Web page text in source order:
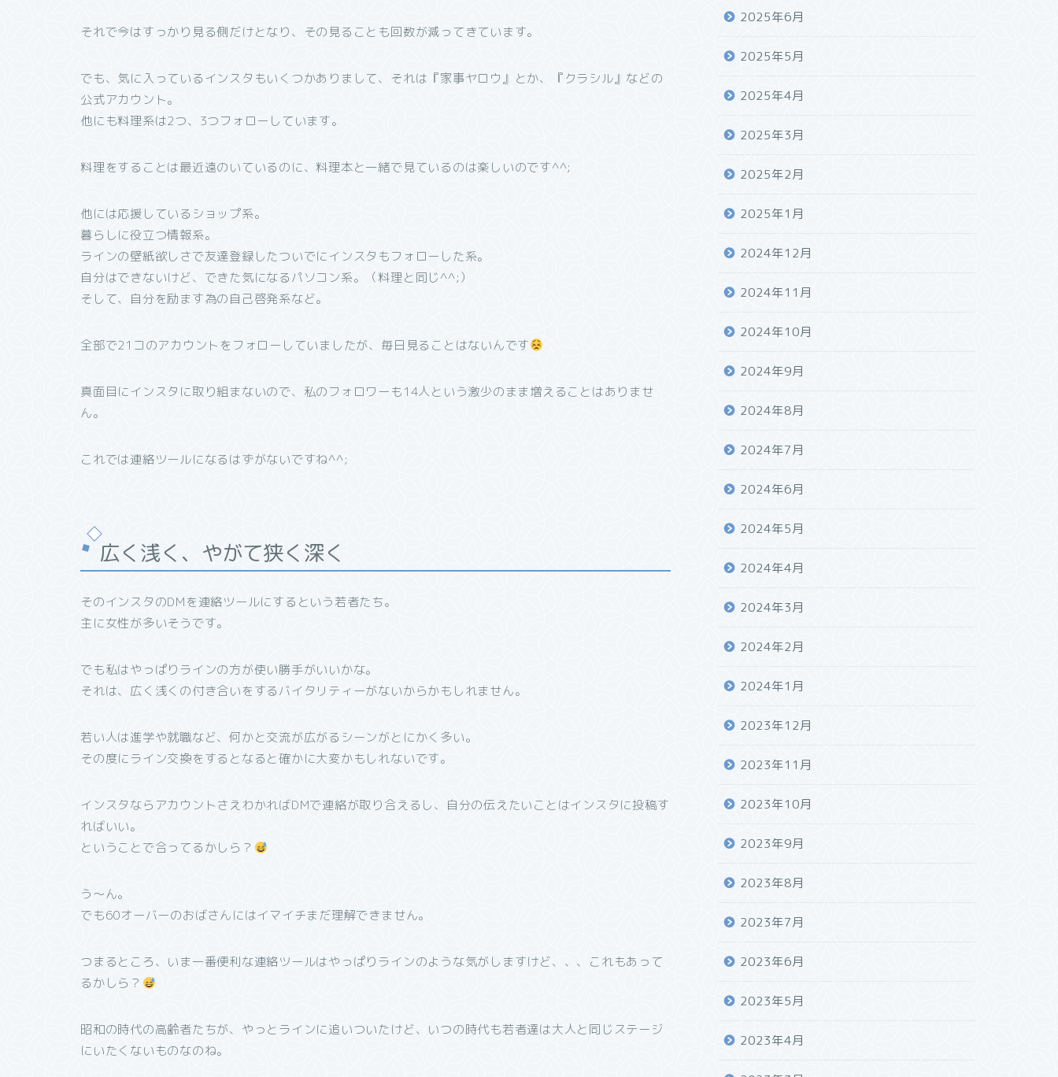
それで今はすっかり見る側だけとなり、その見ることも回数が減ってきています。
でも、気に入っているインスタもいくつかありまして、それは『家事ヤロウ』とか、『クラシル』などの
公式アカウント。
他にも料理系は2つ、3つフォローしています。
料理をすることは最近遠のいているのに、料理本と一緒で見ているのは楽しいのです^^;
他には応援しているショップ系。
暮らしに役立つ情報系。
ラインの壁紙欲しさで友達登録したついでにインスタもフォローした系。
自分はできないけど、できた気になるパソコン系。（料理と同じ^^;）
そして、自分を励ます為の自己啓発系など。
全部で21コのアカウントをフォローしていましたが、毎日見ることはないんです
真面目にインスタに取り組まないので、私のフォロワーも14人という激少のまま増えることはありませ
ん。
これでは連絡ツールになるはずがないですね^^;
広く浅く、やがて狭く深く
そのインスタのDMを連絡ツールにするという若者たち。
主に女性が多いそうです。
でも私はやっぱりラインの方が使い勝手がいいかな。
それは、広く浅くの付き合いをするバイタリティーがないからかもしれません。
若い人は進学や就職など、何かと交流が広がるシーンがとにかく多い。
その度にライン交換をするとなると確かに大変かもしれないです。
インスタならアカウントさえわかればDMで連絡が取り合えるし、自分の伝えたいことはインスタに投稿す
ればいい。
ということで合ってるかしら？
う〜ん。
でも60オーバーのおばさんにはイマイチまだ理解できません。
つまるところ、いま一番便利な連絡ツールはやっぱりラインのような気がしますけど、、、これもあって
るかしら？
昭和の時代の高齢者たちが、やっとラインに追いついたけど、いつの時代も若者達は大人と同じステージ
にいたくないものなのね。
2025年6月
2025年5月
2025年4月
2025年3月
2025年2月
2025年1月
2024年12月
2024年11月
2024年10月
2024年9月
2024年8月
2024年7月
2024年6月
2024年5月
2024年4月
2024年3月
2024年2月
2024年1月
2023年12月
2023年11月
2023年10月
2023年9月
2023年8月
2023年7月
2023年6月
2023年5月
2023年4月